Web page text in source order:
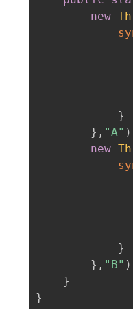
new
}
} , "A" )
new
}
} , "B" )
}
}